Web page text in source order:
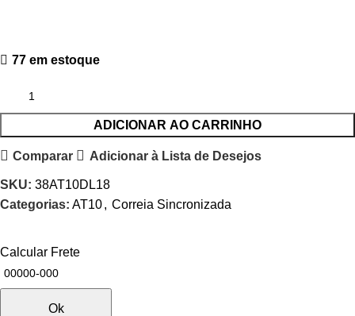
77 em estoque
ADICIONAR AO CARRINHO
Comparar Adicionar à Lista de Desejos
SKU: 38AT10DL18
Categorias: AT10, Correia Sincronizada
Calcular Frete
Ok